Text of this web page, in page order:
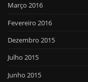
Março 2016
Fevereiro 2016
Dezembro 2015
Julho 2015
Junho 2015